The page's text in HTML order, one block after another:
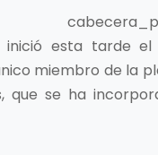
inició esta tarde
miembro de
que se ha